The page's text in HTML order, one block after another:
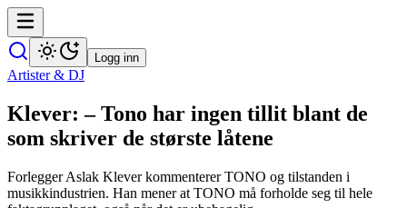
Logg inn
Artister & DJ
Klever: – Tono har ingen tillit blant de
som skriver de største låtene
Forlegger Aslak Klever kommenterer TONO og tilstanden i
musikkindustrien. Han mener at TONO må forholde seg til hele